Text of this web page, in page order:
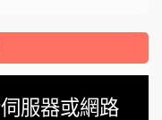
服器或網路